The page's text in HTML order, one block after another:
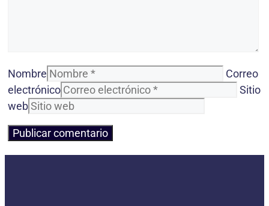
Nombre
Correo
electrónico
Sitio
web